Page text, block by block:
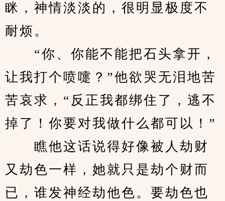
眯，神情淡淡的，很明显极度不
耐烦。
“你、你能不能把石头拿开，
让我打个喷嚏？”他欲哭无泪地苦
苦哀求，“反正我都绑住了，逃不
掉了！你要对我做什么都可以！”
瞧他这话说得好像被人劫财
又劫色一样，她就只是劫个财而
已，谁发神经劫他色。要劫色也